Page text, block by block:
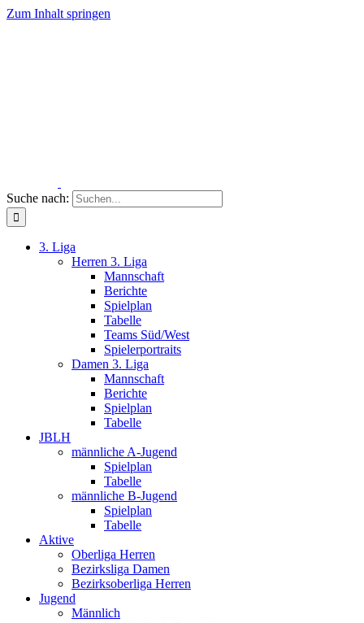
Zum Inhalt springen
Suche nach:
3. Liga
Herren 3. Liga
Mannschaft
Berichte
Spielplan
Tabelle
Teams Süd/West
Spielerportraits
Damen 3. Liga
Mannschaft
Berichte
Spielplan
Tabelle
JBLH
männliche A-Jugend
Spielplan
Tabelle
männliche B-Jugend
Spielplan
Tabelle
Aktive
Oberliga Herren
Bezirksliga Damen
Bezirksoberliga Herren
Jugend
Männlich